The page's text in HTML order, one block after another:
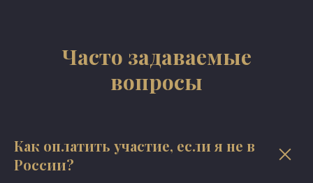
Часто задаваемые
вопросы
Как оплатить участие, если я не в
России?